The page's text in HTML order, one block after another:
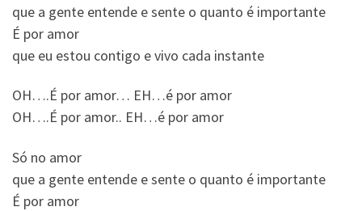
que a gente entende e sente o quanto é importante
É por amor
que eu estou contigo e vivo cada instante
OH….É por amor… EH…é por amor
OH….É por amor.. EH…é por amor
Só no amor
que a gente entende e sente o quanto é importante
É por amor